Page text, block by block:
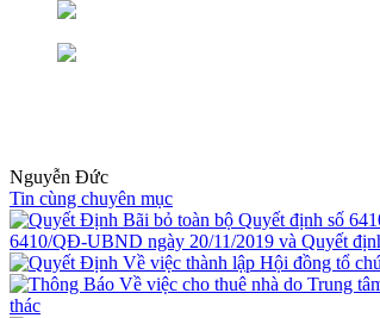
Nguyễn Đức
Tin cùng chuyên mục
6410/QĐ-UBND ngày 20/11/2019 và Quyết
thác